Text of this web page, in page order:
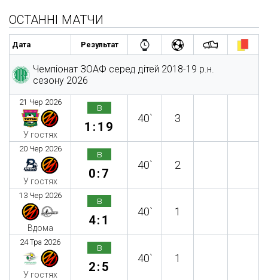
ОСТАННІ МАТЧИ
Дата Результат
Чемпіонат ЗОАФ серед дітей 2018-19 р.н.
сезону 2026
21 Чер 2026
У гостях
в
1:19
40` 3
20 Чер 2026
У гостях
в
0:7
40` 2
13 Чер 2026
Вдома
в
4:1
40` 1
24 Тра 2026
У гостях
в
2:5
40` 1